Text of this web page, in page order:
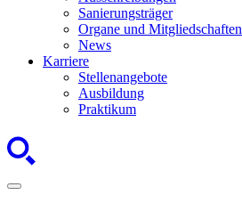
Sanierungsträger
Organe und Mitgliedschaften
News
Karriere
Stellenangebote
Ausbildung
Praktikum